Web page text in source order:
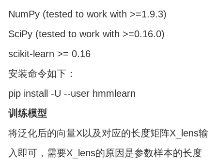
NumPy (tested to work with >=1.9.3)
SciPy (tested to work with >=0.16.0)
scikit-learn >= 0.16
安装命令如下：
pip install -U --user hmmlearn
训练模型
将泛化后的向量X以及对应的长度矩阵X_lens输
入即可，需要X_lens的原因是参数样本的长度